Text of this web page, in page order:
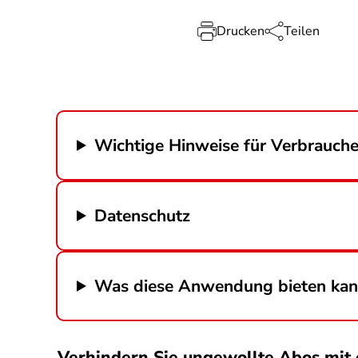
Drucken Teilen
Wichtige Hinweise für
Datenschutz
Was diese Anwendung bieten